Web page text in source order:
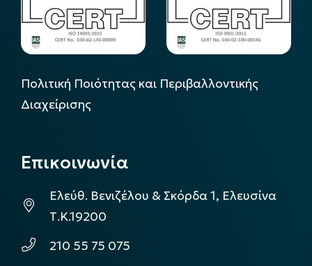
Πολιτική Ποιότητας και Περιβαλλοντικής
Διαχείρισης
Επικοινωνία
Ελεύθ. Βενιζέλου & Σκόρδα 1, Ελευσίνα
Τ.Κ.19200
210 55 75 075